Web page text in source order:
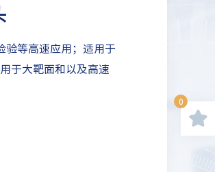
等高速应用；适用于
于大靶面和以及高速
0